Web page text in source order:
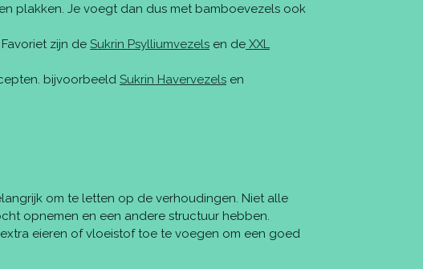
plakken. Je voegt dan dus met bamboevezels ook
zijn de Sukrin Psylliumvezels en de XXL
bijvoorbeeld Sukrin Havervezels en
om te letten op de verhoudingen. Niet alle
opnemen en een andere structuur hebben.
eieren of vloeistof toe te voegen om een goed